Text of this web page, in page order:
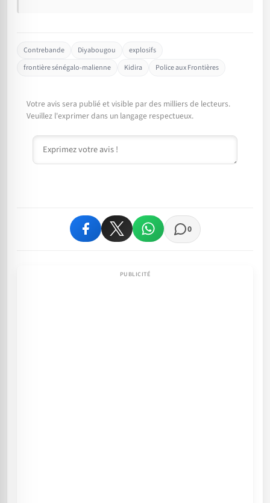
Contrebande Diyabougou
explosifs
frontière sénégalo-malienne
Kidira Police aux Frontières
Votre avis sera publié et visible par des milliers de lecteurs.
Veuillez l'exprimer dans un langage respectueux.
Commentaire
0